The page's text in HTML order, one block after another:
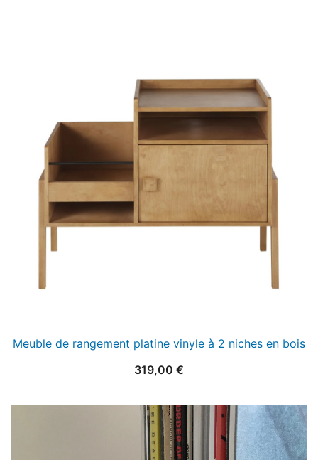
Meuble de rangement platine vinyle à 2 niches en bois
319,00 €